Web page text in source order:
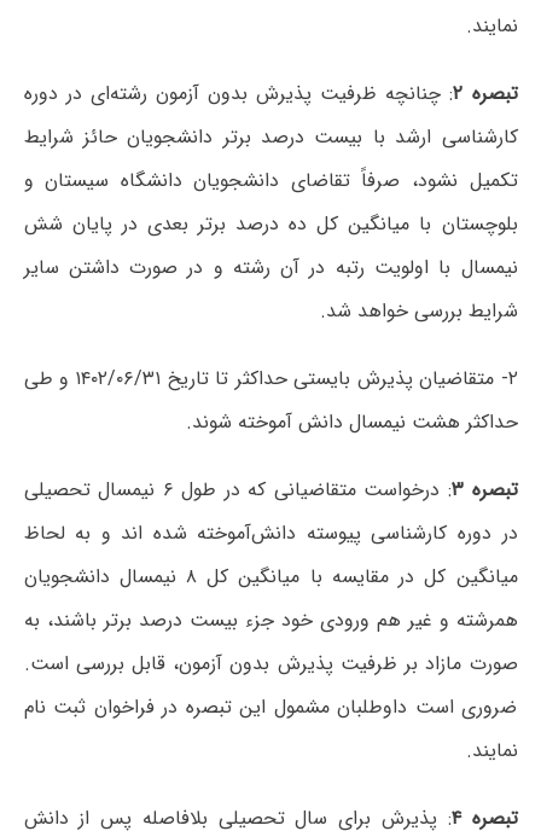
نمایند.
تبصره ۲
: چنانچه ظرفیت پذیرش بدون آزمون رشته‌ای در دوره
کارشناسی ارشد با بیست درصد برتر دانشجویان حائز شرایط
تکمیل نشود، صرفاً تقاضای دانشجویان دانشگاه سیستان و
بلوچستان با میانگین کل ده درصد برتر بعدی در پایان شش
نیمسال با اولویت رتبه در آن رشته و در صورت داشتن سایر
شرایط بررسی خواهد شد.
۲- متقاضیان پذیرش بایستی حداکثر تا تاریخ ۱۴۰۲/۰۶/۳۱ و طی
حداکثر هشت نیمسال دانش آموخته شوند.
تبصره ۳
: درخواست متقاضیانی که در طول ۶ نیمسال تحصیلی
در دوره کارشناسی پیوسته دانش‌آموخته شده اند و به لحاظ
میانگین کل در مقایسه با میانگین کل ۸ نیمسال دانشجویان
همرشته و غیر هم ورودی خود جزء بیست درصد برتر باشند، به
صورت مازاد بر ظرفیت پذیرش بدون آزمون، قابل بررسی است.
ضروری است داوطلبان مشمول این تبصره در فراخوان ثبت نام
نمایند.
تبصره ۴ : پذیرش برای سال تحصیلی بلافاصله پس از دانش